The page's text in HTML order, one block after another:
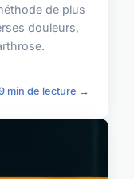
de plus
douleurs,
min de lecture →